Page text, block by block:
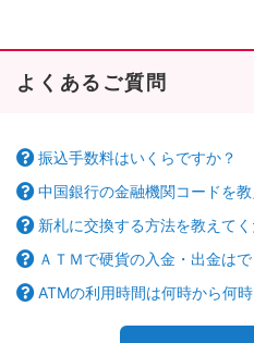
よくあるご質問
振込手数料はいくらですか？
中国銀行の金融機関コードを教
新札に交換する方法を教えてく
ＡＴＭで硬貨の入金・出金は
ATMの利用時間は何時から何